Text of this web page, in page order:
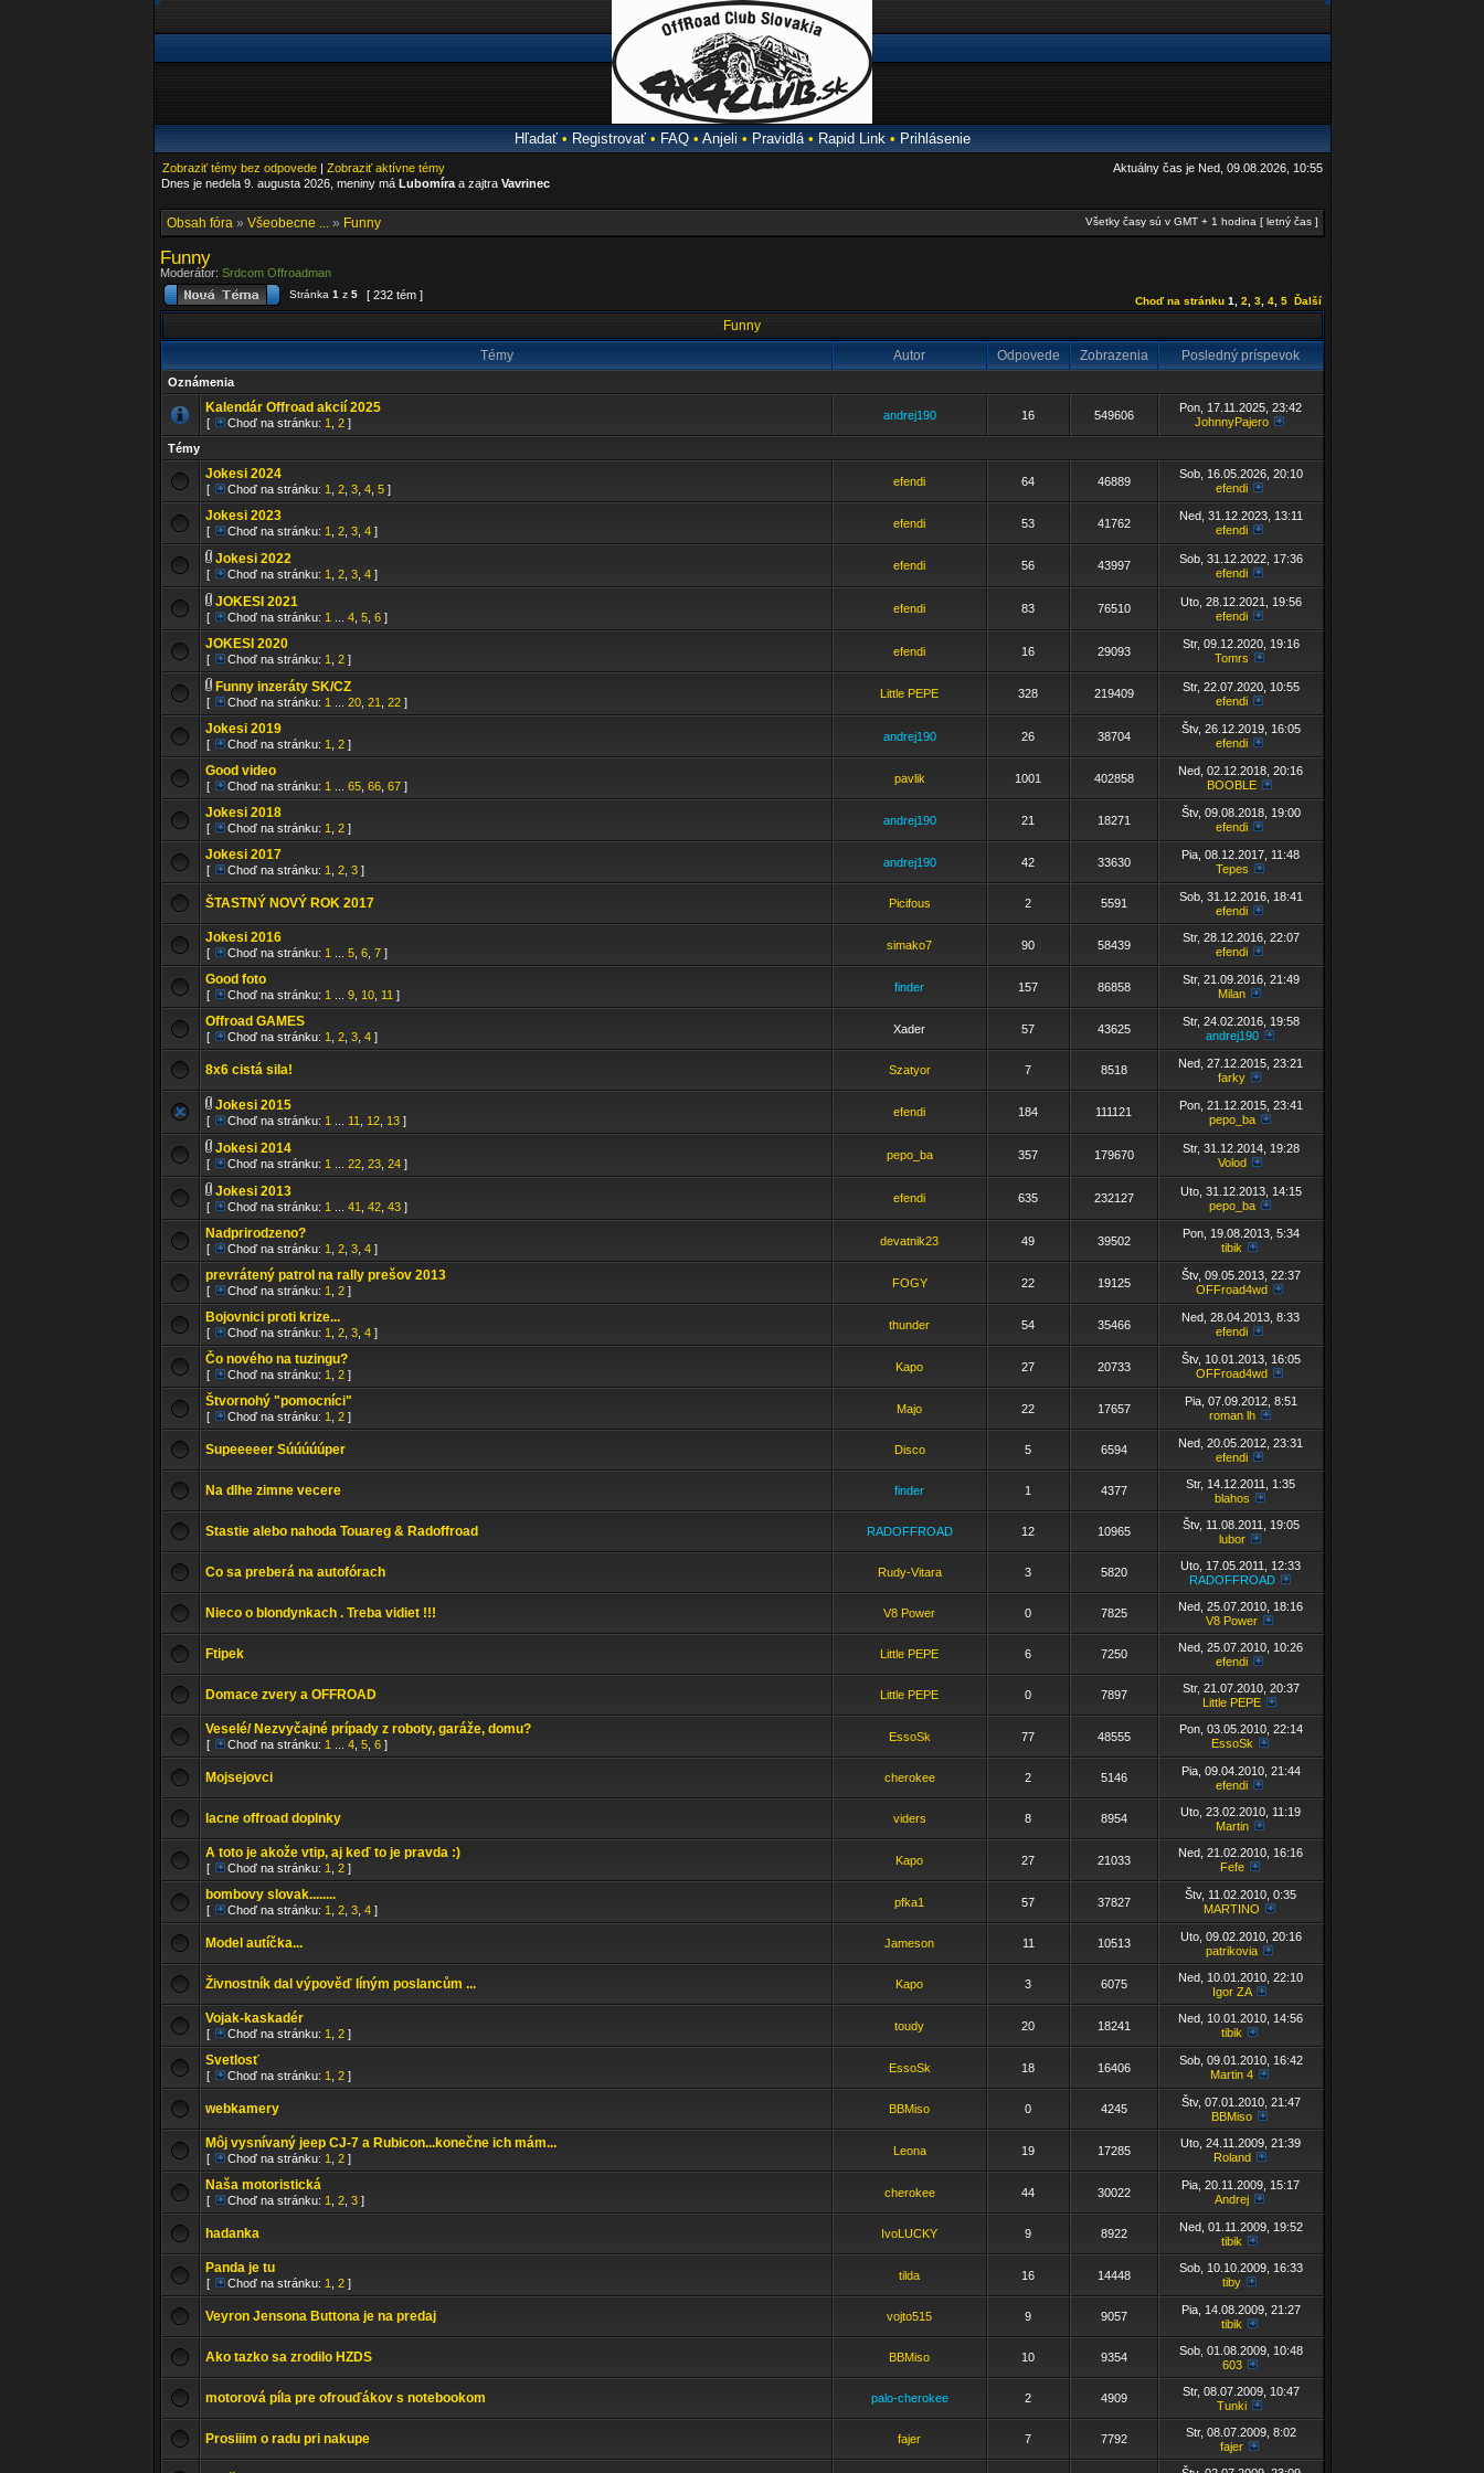
Hľadať• Registrovať• FAQ• Anjeli • Pravidlá• Rapid Link • Prihlásenie
Zobraziť témy bez odpovede| Zobraziť aktívne témy
Aktuálny čas je Ned, 09.08.2026, 10:55
Dnes je nedela 9. augusta 2026, meniny má Lubomíraa zajtra Vavrinec
Obsah fóra» Všeobecne ...» Funny Všetky časy sú v GMT + 1 hodina [ letný čas ]
Funny
Moderátor: Srdcom Offroadman
Stránka 1 z 5 [ 232 tém ] Choď na stránku 1 2 3, 4, 5 Ďalší
Funny
Témy
Autor Odpovede Zobrazenia Posledný príspevok
Oznámenia
Kalendár Offroad akcií 2025
[ Choď na stránku: 1 2]
andrej190 16 549606
Pon, 17.11.2025, 23:42
JohnnyPajero
Témy
Jokesi 2024
[ Choď na stránku: 1 2, 3, 4, 5]
efendi 64 46889
Sob, 16.05.2026, 20:10
efendi
Jokesi 2023
[ Choď na stránku: 1 2, 3, 4]
efendi 53 41762
Ned, 31.12.2023, 13:11
efendi
Jokesi 2022
[ Choď na stránku: 1 2, 3, 4]
efendi 56 43997
Sob, 31.12.2022, 17:36
efendi
JOKESI 2021
[ Choď na stránku: 1 4, 5, 6]
efendi 83 76510
Uto, 28.12.2021, 19:56
efendi
JOKESI 2020
[ Choď na stránku: 1 2]
efendi 16 29093
Str, 09.12.2020, 19:16
Tomrs
Funny inzeráty SK/CZ
[ Choď na stránku: 1 20, 21 22]
Little PEPE 328 219409
Str, 22.07.2020, 10:55
efendi
Jokesi 2019
[ Choď na stránku: 1 2]
andrej190 26 38704
Štv, 26.12.2019, 16:05
efendi
Good video
[ Choď na stránku: 1 65, 66, 67]
pavlik 1001 402858
Ned, 02.12.2018, 20:16
BOOBLE
Jokesi 2018
[ Choď na stránku: 1 2]
andrej190 21 18271
Štv, 09.08.2018, 19:00
efendi
Jokesi 2017
[ Choď na stránku: 1 2, 3]
andrej190 42 33630
Pia, 08.12.2017, 11:48
Tepes
ŠTASTNÝ NOVÝ ROK 2017 Picifous 2 5591
Sob, 31.12.2016, 18:41
efendi
Jokesi 2016
[ Choď na stránku: 1 5, 6, 7]
simako7 90 58439
Str, 28.12.2016, 22:07
efendi
Good foto
[ Choď na stránku: 1 9, 10, 11 ]
finder 157 86858
Str, 21.09.2016, 21:49
Milan
Offroad GAMES
[ Choď na stránku: 1 2, 3, 4]
Xader 57 43625
Str, 24.02.2016, 19:58
andrej190
8x6 cistá sila! Szatyor 7 8518
Ned, 27.12.2015, 23:21
farky
Jokesi 2015
[ Choď na stránku: 1 11 12, 13]
efendi 184 111121
Pon, 21.12.2015, 23:41
pepo_ba
Jokesi 2014
[ Choď na stránku: 1 22, 23, 24]
pepo_ba 357 179670
Str, 31.12.2014, 19:28
Volod
Jokesi 2013
[ Choď na stránku: 1 41 42, 43]
efendi 635 232127
Uto, 31.12.2013, 14:15
pepo_ba
Nadprirodzeno?
[ Choď na stránku: 1 2, 3, 4]
devatnik23 49 39502
Pon, 19.08.2013, 5:34
tibik
prevrátený patrol na rally prešov 2013
[ Choď na stránku: 1 2]
FOGY 22 19125
Štv, 09.05.2013, 22:37
OFFroad4wd
Bojovnici proti krize...
[ Choď na stránku: 1 2, 3, 4]
thunder 54 35466
Ned, 28.04.2013, 8:33
efendi
Čo nového na tuzingu?
[ Choď na stránku: 1 2]
Kapo 27 20733
Štv, 10.01.2013, 16:05
OFFroad4wd
Štvornohý "pomocníci"
[ Choď na stránku: 1 2]
Majo 22 17657
Pia, 07.09.2012, 8:51
roman lh
Supeeeeer Súúúúúper Disco 5 6594
Ned, 20.05.2012, 23:31
efendi
Na dlhe zimne vecere finder 1 4377
Str, 14.12.2011, 1:35
blahos
Stastie alebo nahoda Touareg & Radoffroad RADOFFROAD 12 10965
Štv, 11.08.2011, 19:05
lubor
Co sa preberá na autofórach Rudy-Vitara 3 5820
Uto, 17.05.2011, 12:33
RADOFFROAD
Nieco o blondynkach . Treba vidiet !!! V8 Power 0 7825
Ned, 25.07.2010, 18:16
V8 Power
Ftipek Little PEPE 6 7250
Ned, 25.07.2010, 10:26
efendi
Domace zvery a OFFROAD Little PEPE 0 7897
Str, 21.07.2010, 20:37
Little PEPE
Veselé/ Nezvyčajné prípady z roboty, garáže, domu?
[ Choď na stránku: 1 4, 5, 6]
EssoSk 77 48555
Pon, 03.05.2010, 22:14
EssoSk
Mojsejovci cherokee 2 5146
Pia, 09.04.2010, 21:44
efendi
lacne offroad doplnky viders 8 8954
Uto, 23.02.2010, 11:19
Martin
A toto je akože vtip, aj keď to je pravda :)
[ Choď na stránku: 1 2]
Kapo 27 21033
Ned, 21.02.2010, 16:16
Fefe
bombovy slovak........
[ Choď na stránku: 1 2, 3, 4]
pfka1 57 37827
Štv, 11.02.2010, 0:35
MARTINO
Model autíčka... Jameson 11 10513
Uto, 09.02.2010, 20:16
patrikovia
Živnostník dal výpověď líným poslancům ... Kapo 3 6075
Ned, 10.01.2010, 22:10
Igor ZA
Vojak-kaskadér
[ Choď na stránku: 1 2]
toudy 20 18241
Ned, 10.01.2010, 14:56
tibik
Svetlosť
[ Choď na stránku: 1 2]
EssoSk 18 16406
Sob, 09.01.2010, 16:42
Martin 4
webkamery BBMiso 0 4245
Štv, 07.01.2010, 21:47
BBMiso
Môj vysnívaný jeep CJ-7 a Rubicon...konečne ich mám...
[ Choď na stránku: 1 2]
Leona 19 17285
Uto, 24.11.2009, 21:39
Roland
Naša motoristická
[ Choď na stránku: 1 2, 3]
cherokee 44 30022
Pia, 20.11.2009, 15:17
Andrej
hadanka IvoLUCKY 9 8922
Ned, 01.11.2009, 19:52
tibik
Panda je tu
[ Choď na stránku: 1 2]
tilda 16 14448
Sob, 10.10.2009, 16:33
tiby
Veyron Jensona Buttona je na predaj vojto515 9 9057
Pia, 14.08.2009, 21:27
tibik
Ako tazko sa zrodilo HZDS BBMiso 10 9354
Sob, 01.08.2009, 10:48
603
motorová píla pre ofrouďákov s notebookom palo-cherokee 2 4909
Str, 08.07.2009, 10:47
Tunki
Prosiiim o radu pri nakupe fajer 7 7792
Str, 08.07.2009, 8:02
fajer